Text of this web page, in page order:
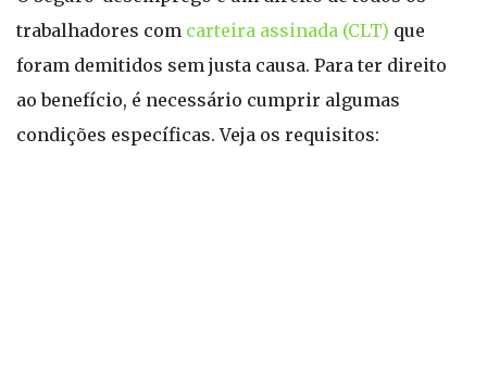
trabalhadores com carteira assinada (CLT) que
foram demitidos sem justa causa. Para ter direito
ao benefício, é necessário cumprir algumas
condições específicas. Veja os requisitos: